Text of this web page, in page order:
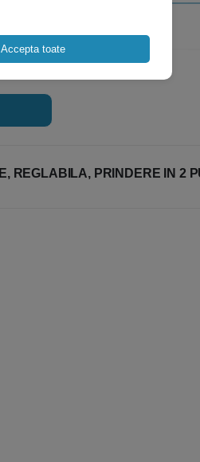
REGLABILA, PRINDERE IN 2
Accepta toate